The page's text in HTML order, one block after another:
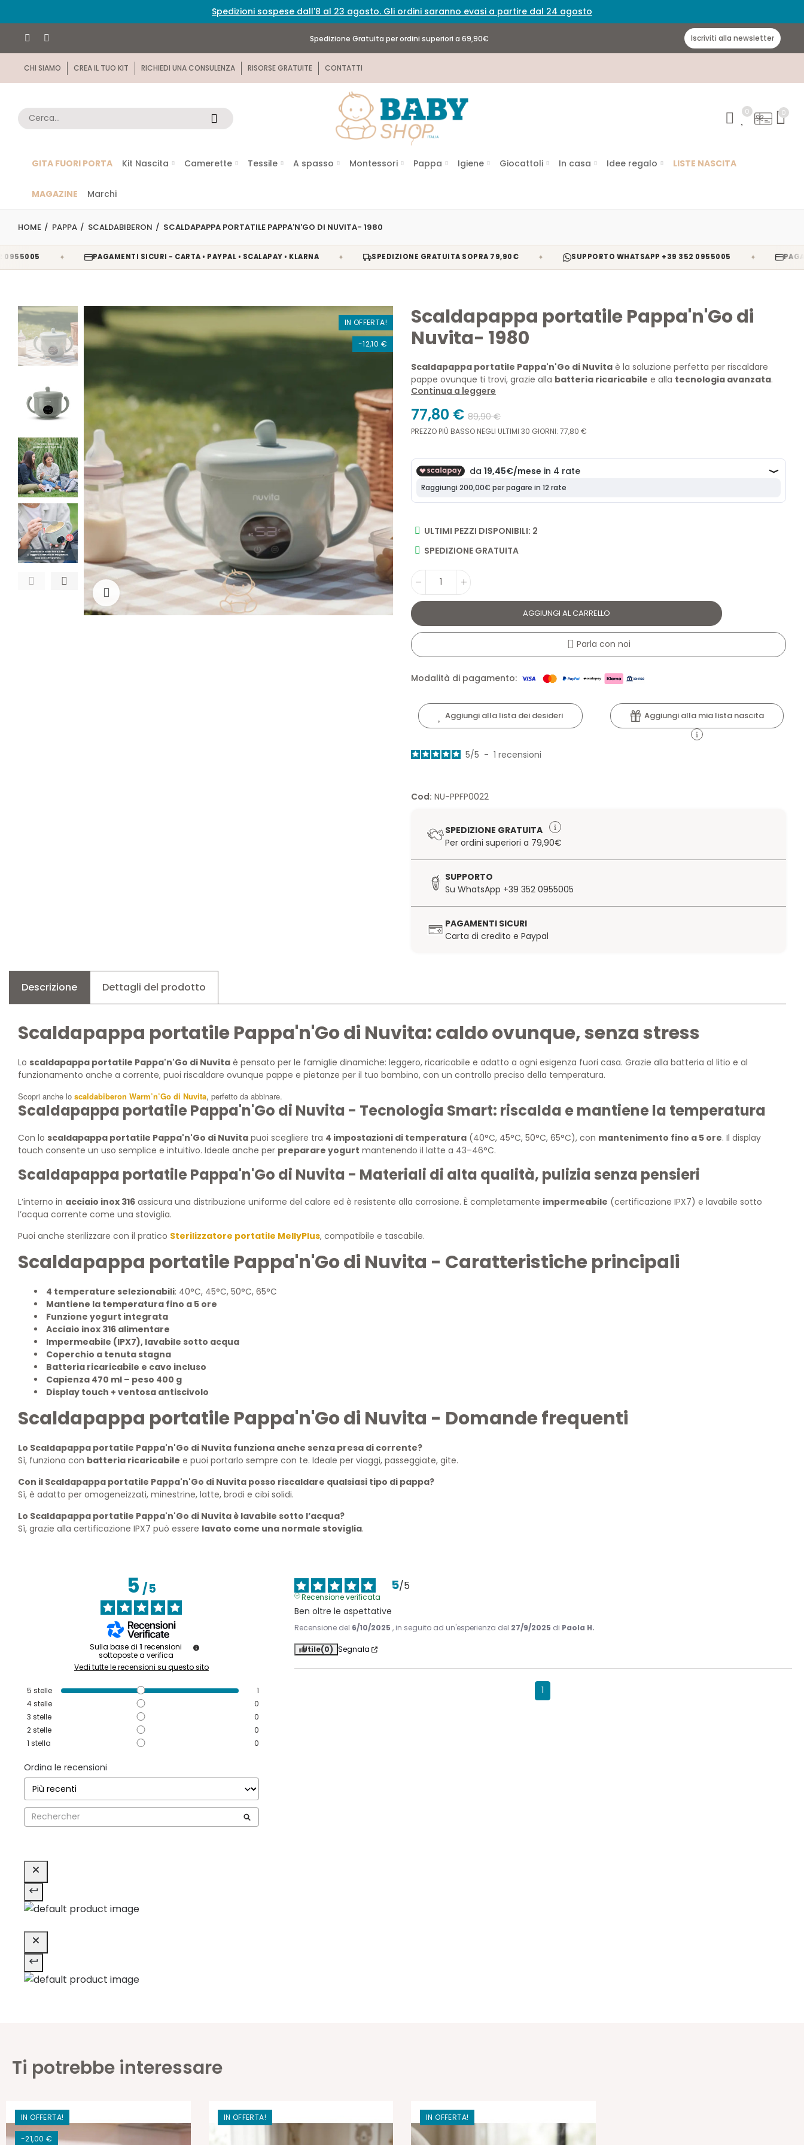
Spedizioni sospese dall'8 al 23 agosto. Gli ordini saranno evasi a partire dal 24 agosto
Spedizione Gratuita per ordini superiori a 69,90€ Iscriviti alla newsletter
CHI SIAMO CREA IL TUO KIT RICHIEDI UNA CONSULENZA RISORSE GRATUITE CONTATTI
0 0
GITA FUORI PORTA Kit Nascita Camerette Tessile A spasso Montessori Pappa Igiene Giocattoli In casa Idee regalo LISTE NASCITA
MAGAZINE Marchi
HOME PAPPA SCALDABIBERON SCALDAPAPPA PORTATILE PAPPA'N'GO DI NUVITA- 1980
✦ PAGAMENTI SICURI - CARTA • PAYPAL • SCALAPAY • KLARNA ✦ SPEDIZIONE GRATUITA SOPRA 79,90€ ✦ SUPPORTO WHATSAPP +39 352 0955005 ✦ PAGAMENTI
IN OFFERTA!
-12,10 €
Clicca per ingrandire
Scaldapappa portatile Pappa'n'Go di
Nuvita- 1980
Scaldapappa portatile Pappa'n'Go di Nuvita è la soluzione perfetta per riscaldare
pappe ovunque ti trovi, grazie alla batteria ricaricabile e alla tecnologia avanzata.
Compatto, impermeabile, con
Continua a leggere
77,80 € 89,90 €
PREZZO PIÙ BASSO NEGLI ULTIMI 30 GIORNI: 77,80 €
ULTIMI PEZZI DISPONIBILI: 2
SPEDIZIONE GRATUITA
AGGIUNGI AL CARRELLO
Parla con noi
Modalità di pagamento:
Aggiungi alla lista dei desideri Aggiungi alla mia lista nascita
5/5 - 1 recensioni
Cod: NU-PPFP0022
SPEDIZIONE GRATUITA
Per ordini superiori a 79,90€
SUPPORTO
Su WhatsApp +39 352 0955005
PAGAMENTI SICURI
Carta di credito e Paypal
Descrizione Dettagli del prodotto
Scaldapappa portatile Pappa'n'Go di Nuvita: caldo ovunque, senza stress
Lo scaldapappa portatile Pappa'n'Go di Nuvita è pensato per le famiglie dinamiche: leggero, ricaricabile e adatto a ogni esigenza fuori casa. Grazie alla batteria al litio e al
funzionamento anche a corrente, puoi riscaldare ovunque pappe e pietanze per il tuo bambino, con un controllo preciso della temperatura.
Scopri anche lo scaldabiberon Warm’n’Go di Nuvita, perfetto da abbinare.
Scaldapappa portatile Pappa'n'Go di Nuvita - Tecnologia Smart: riscalda e mantiene la temperatura
Con lo scaldapappa portatile Pappa'n'Go di Nuvita puoi scegliere tra 4 impostazioni di temperatura (40°C, 45°C, 50°C, 65°C), con mantenimento fino a 5 ore. Il display
touch consente un uso semplice e intuitivo. Ideale anche per preparare yogurt mantenendo il latte a 43–46°C.
Scaldapappa portatile Pappa'n'Go di Nuvita - Materiali di alta qualità, pulizia senza pensieri
L’interno in acciaio inox 316 assicura una distribuzione uniforme del calore ed è resistente alla corrosione. È completamente impermeabile (certificazione IPX7) e lavabile sotto
l’acqua corrente come una stoviglia.
Puoi anche sterilizzare con il pratico Sterilizzatore portatile MellyPlus, compatibile e tascabile.
Scaldapappa portatile Pappa'n'Go di Nuvita - Caratteristiche principali
4 temperature selezionabili: 40°C, 45°C, 50°C, 65°C
Mantiene la temperatura fino a 5 ore
Funzione yogurt integrata
Acciaio inox 316 alimentare
Impermeabile (IPX7), lavabile sotto acqua
Coperchio a tenuta stagna
Batteria ricaricabile e cavo incluso
Capienza 470 ml – peso 400 g
Display touch + ventosa antiscivolo
Scaldapappa portatile Pappa'n'Go di Nuvita - Domande frequenti
Lo Scaldapappa portatile Pappa'n'Go di Nuvita funziona anche senza presa di corrente?
Sì, funziona con batteria ricaricabile e puoi portarlo sempre con te. Ideale per viaggi, passeggiate, gite.
Con il Scaldapappa portatile Pappa'n'Go di Nuvita posso riscaldare qualsiasi tipo di pappa?
Sì, è adatto per omogeneizzati, minestrine, latte, brodi e cibi solidi.
Lo Scaldapappa portatile Pappa'n'Go di Nuvita è lavabile sotto l’acqua?
Sì, grazie alla certificazione IPX7 può essere lavato come una normale stoviglia.
5/5
Sulla base di1 recensioni
sottoposte a verifica
Vedi tutte le recensioni su questo sito
5 stelle
1
4stelle
0
3 stelle
0
2stelle
0
1 stella 0
Ordina le recensioni
5/5
Recensione verificata
Ben oltre le aspettative
Recensione del 6/10/2025 , in seguito ad un'esperienza del 27/9/2025 di Paola H.
Utile(0) Segnala
1
Ti potrebbe interessare
IN OFFERTA!
-21,00 €
IN OFFERTA! IN OFFERTA!